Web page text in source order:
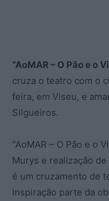
“AoMAR – O Pão e o
cruza o teatro com o
feira, em Viseu, e
Silgueiros.
“AoMAR – O Pão e o
Murys e realização
é um cruzamento de
inspiração parte da